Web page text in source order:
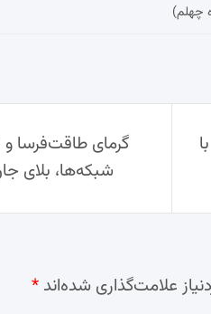
چهلم)
گرمای طاقت‌فرسا
شبکه‌ها، بلای
علامت‌گذاری شده‌اند *